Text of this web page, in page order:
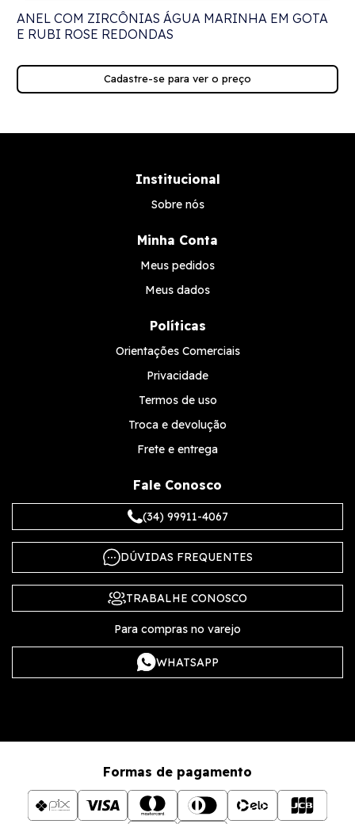
ANEL COM ZIRCÔNIAS ÁGUA MARINHA EM GOTA
E RUBI ROSE REDONDAS
Cadastre-se para ver o preço
Institucional
Sobre nós
Minha Conta
Meus pedidos
Meus dados
Políticas
Orientações Comerciais
Privacidade
Termos de uso
Troca e devolução
Frete e entrega
Fale Conosco
(34) 99911-4067
DÚVIDAS FREQUENTES
TRABALHE CONOSCO
Para compras no varejo
WHATSAPP
Formas de pagamento